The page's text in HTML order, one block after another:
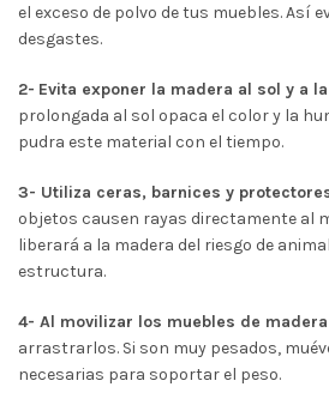
el exceso de polvo de tus muebles. Así
desgastes.
2- Evita exponer la madera al sol y a
prolongada al sol opaca el color y la
pudra este material con el tiempo.
3- Utiliza ceras, barnices y
objetos causen rayas directamente al
liberará a la madera del riesgo de
estructura.
4- Al movilizar los muebles de madera
arrastrarlos. Si son muy pesados,
necesarias para soportar el peso.